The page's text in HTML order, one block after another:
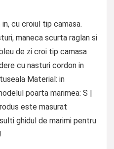
cu croiul tip camasa.
maneca scurta raglan si
de zi croi tip camasa
cu nasturi cordon in
Material: in
poarta marimea: S |
este masurat
ghidul de marimi pentru